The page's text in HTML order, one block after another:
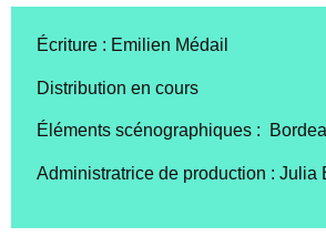
Écriture : Emilien Médail
Distribution en cours
Éléments scénographiques :
Administratrice de production : Julia